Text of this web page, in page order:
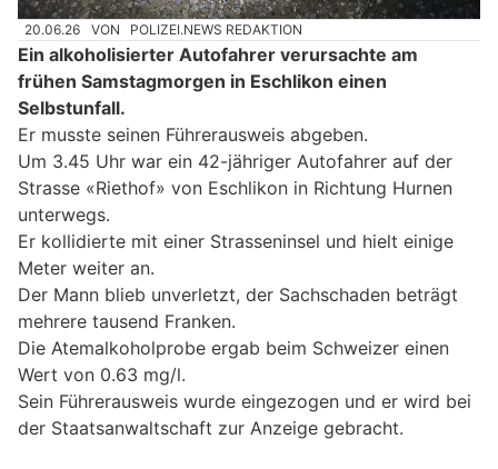
20.06.26 VON POLIZEI.NEWS REDAKTION
Ein alkoholisierter Autofahrer verursachte am
frühen Samstagmorgen in Eschlikon einen
Selbstunfall.
Er musste seinen Führerausweis abgeben.
Um 3.45 Uhr war ein 42-jähriger Autofahrer auf der
Strasse «Riethof» von Eschlikon in Richtung Hurnen
unterwegs.
Er kollidierte mit einer Strasseninsel und hielt einige
Meter weiter an.
Der Mann blieb unverletzt, der Sachschaden beträgt
mehrere tausend Franken.
Die Atemalkoholprobe ergab beim Schweizer einen
Wert von 0.63 mg/l.
Sein Führerausweis wurde eingezogen und er wird bei
der Staatsanwaltschaft zur Anzeige gebracht.